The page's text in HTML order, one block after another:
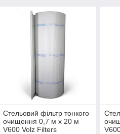
Стельовий фільтр тонкого
очищення 0,7 м х 20 м
V600 Volz Filters